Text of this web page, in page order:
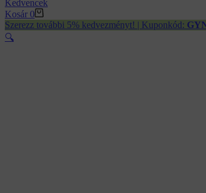
Kedvencek
Kosár 0
Szerezz további 5% kedvezményt! | Kuponkód:
🔍